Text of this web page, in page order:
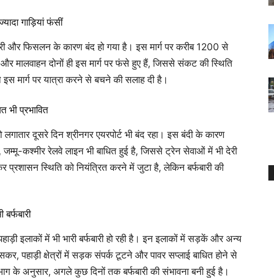
गाड़ियां फंसीं
और फिसलन के कारण बंद हो गया है। इस मार्ग पर करीब 1200 से
और मालवाहन दोनों ही इस मार्ग पर फंसे हुए हैं, जिससे संकट की स्थिति
मार्ग पर यात्रा करने से बचने की सलाह दी है।
भी प्रभावित
दूसरे दिन श्रीनगर एयरपोर्ट भी बंद रहा। इस बंदी के कारण
जम्मू-कश्मीर रेलवे लाइन भी बाधित हुई है, जिससे ट्रेन सेवाओं में भी देरी
प्रशासन स्थिति को नियंत्रित करने में जुटा है, लेकिन बर्फबारी की
इलाकों में भी भारी बर्फबारी हो रही है। इन इलाकों में सड़कें और अन्य
पहाड़ी क्षेत्रों में सड़क संपर्क टूटने और पावर सप्लाई बाधित होने से
के अनुसार, अगले कुछ दिनों तक बर्फबारी की संभावना बनी हुई है।